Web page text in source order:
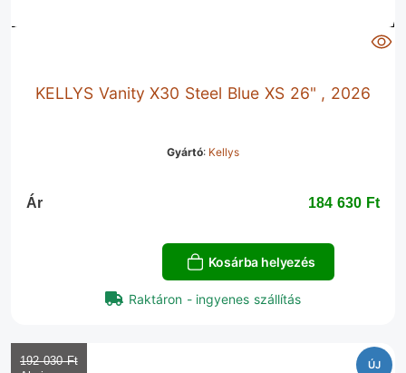
KELLYS Vanity X30 Steel Blue XS 26" , 2026
Gyártó: Kellys
Ár 184 630 Ft‎
Kosárba helyezés
Raktáron - ingyenes szállítás
ÚJ
192 030 Ft‎